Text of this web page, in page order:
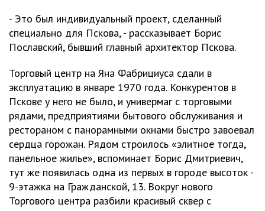
- Это был индивидуальный проект, сделанный
специально для Пскова, - рассказывает Борис
Пославский, бывший главный архитектор Пскова.
Торговый центр на Яна Фабрициуса сдали в
эксплуатацию в январе 1970 года. Конкурентов в
Пскове у него не было, и универмаг с торговыми
рядами, предприятиями бытового обслуживания и
рестораном с панорамными окнами быстро завоевал
сердца горожан. Рядом строилось «элитное тогда,
панельное жилье», вспоминает Борис Дмитриевич,
тут же появилась одна из первых в городе высоток -
9-этажка на Гражданской, 13. Вокруг нового
Торгового центра разбили красивый сквер с